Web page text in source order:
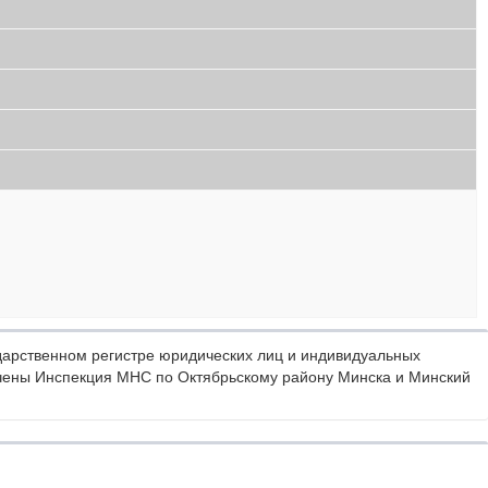
регистре юридических лиц и индивидуальных
Инспекция МНС по Октябрьскому району Минска и Минский